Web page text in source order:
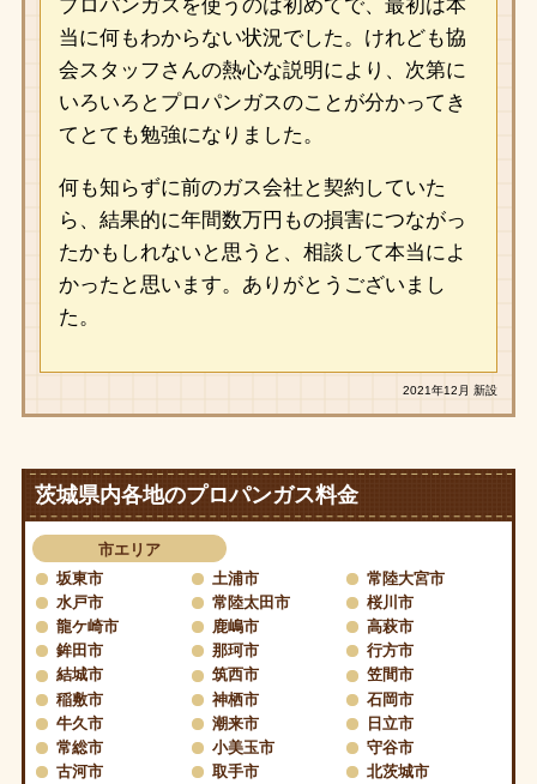
プロパンガスを使うのは初めてで、最初は本
当に何もわからない状況でした。けれども協
会スタッフさんの熱心な説明により、次第に
いろいろとプロパンガスのことが分かってき
てとても勉強になりました。
何も知らずに前のガス会社と契約していた
ら、結果的に年間数万円もの損害につながっ
たかもしれないと思うと、相談して本当によ
かったと思います。ありがとうございまし
た。
2021年12月 新設
茨城県内各地のプロパンガス料金
市エリア
坂東市
土浦市
常陸大宮市
水戸市
常陸太田市
桜川市
龍ケ崎市
鹿嶋市
高萩市
鉾田市
那珂市
行方市
結城市
筑西市
笠間市
稲敷市
神栖市
石岡市
牛久市
潮来市
日立市
常総市
小美玉市
守谷市
古河市
取手市
北茨城市